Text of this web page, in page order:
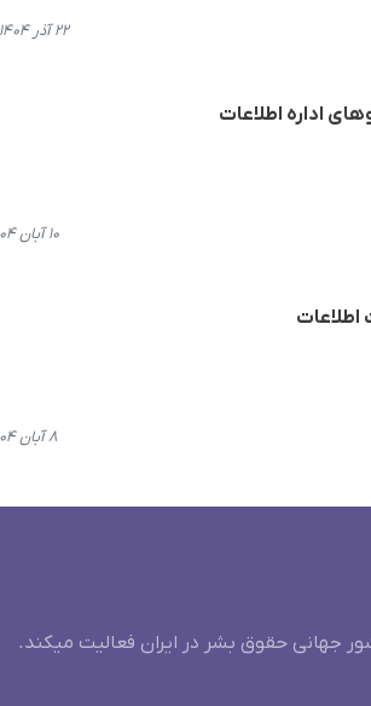
۲۲ آذر ۱۴۰۴، ۲۰:۴۴
ادارە اطلاعات
۱۰ آبان ۱۴۰۴، ۱۱:۳۱
اطلاعات
۸ آبان ۱۴۰۴، ۱۰:۱۹
جهانی حقوق بشر در ایران فعالیت میکند.